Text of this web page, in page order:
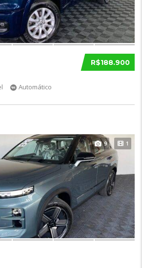
R$188.900
Automático
9 1